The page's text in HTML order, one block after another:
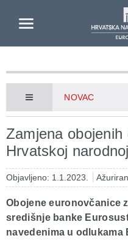
NOVAC
Zamjena obojenih
Hrvatskoj
Objavljeno: 1.1.2023.
Obojene euronovčanice
središnje banke
navedenima u